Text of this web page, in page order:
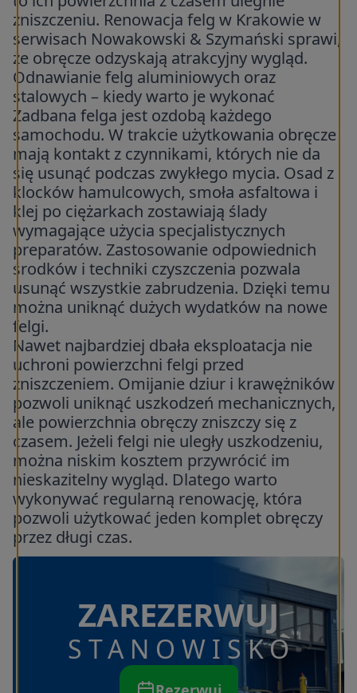
zniszczeniu. Renowacja felg w Krakowie w
serwisach Nowakowski & Szymański sprawi,
że obręcze odzyskają atrakcyjny wygląd.
Odnawianie felg aluminiowych oraz
stalowych – kiedy warto je wykonać
Zadbana felga jest ozdobą każdego
samochodu. W trakcie użytkowania obręcze
mają kontakt z czynnikami, których nie da
się usunąć podczas zwykłego mycia. Osad z
klocków hamulcowych, smoła asfaltowa i
klej po ciężarkach zostawiają ślady
wymagające użycia specjalistycznych
preparatów. Zastosowanie odpowiednich
środków i techniki czyszczenia pozwala
usunąć wszystkie zabrudzenia. Dzięki temu
można uniknąć dużych wydatków na nowe
felgi.
Nawet najbardziej dbała eksploatacja nie
uchroni powierzchni felgi przed
zniszczeniem. Omijanie dziur i krawężników
pozwoli uniknąć uszkodzeń mechanicznych,
ale powierzchnia obręczy zniszczy się z
czasem. Jeżeli felgi nie uległy uszkodzeniu,
można niskim kosztem przywrócić im
nieskazitelny wygląd. Dlatego warto
wykonywać regularną renowację, która
pozwoli użytkować jeden komplet obręczy
przez długi czas.
ZAREZERWUJ
STANOWISKO